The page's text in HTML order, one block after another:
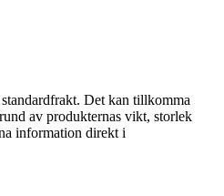
Det kan tillkomma
av produkternas vikt, storlek
information direkt i